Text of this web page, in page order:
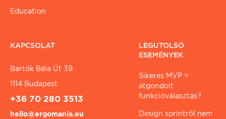
Education
KAPCSOLAT
Bartók Béla Út 39.
1114 Budapest
+36 70 280 3513
hello@ergomania.eu
LEGUTOLSÓ
ESEMÉNYEK
Sikeres MVP =
átgondolt
funkcióválasztás?
Design sprintről nem